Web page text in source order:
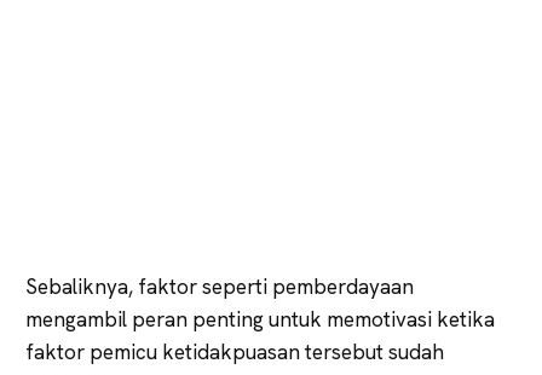
Sebaliknya, faktor seperti pemberdayaan
mengambil peran penting untuk memotivasi ketika
faktor pemicu ketidakpuasan tersebut sudah